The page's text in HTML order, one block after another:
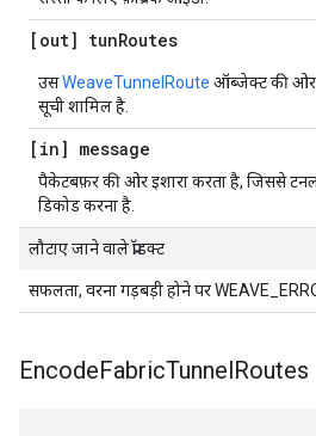
[out] tunRoutes
उसWeaveTunnelRoute ऑब्जेक्ट की ओर
सूची शामिल है.
[in] message
पैकेटबफ़र की ओर इशारा करता है, जिससे टनल
डिकोड करना है.
लौटाए जाने वाले प्रॉडक्ट
सफलता, वरना गड़बड़ी होने पर
EncodeFabricTunnelRoutes